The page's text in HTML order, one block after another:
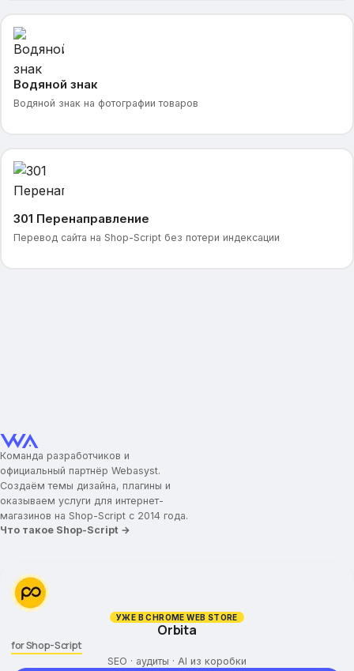
Водяной знак
Водяной знак на фотографии товаров
301 Перенаправление
Перевод сайта на Shop-Script без потери индексации
Команда разработчиков и
официальный партнёр Webasyst.
Создаём темы дизайна, плагины и
оказываем услуги для интернет-
магазинов на Shop-Script с 2014 года.
Что такое Shop-Script →
УЖЕ В CHROME WEB STORE
Orbita
for Shop-Script
SEO · аудиты · AI из коробки